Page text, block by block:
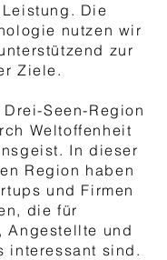
Die
nutzen wir
zur
Ziele.
Seen-Region
Weltoffenheit
In dieser
Region haben
und Firmen
die für
Angestellte und
interessant sind.